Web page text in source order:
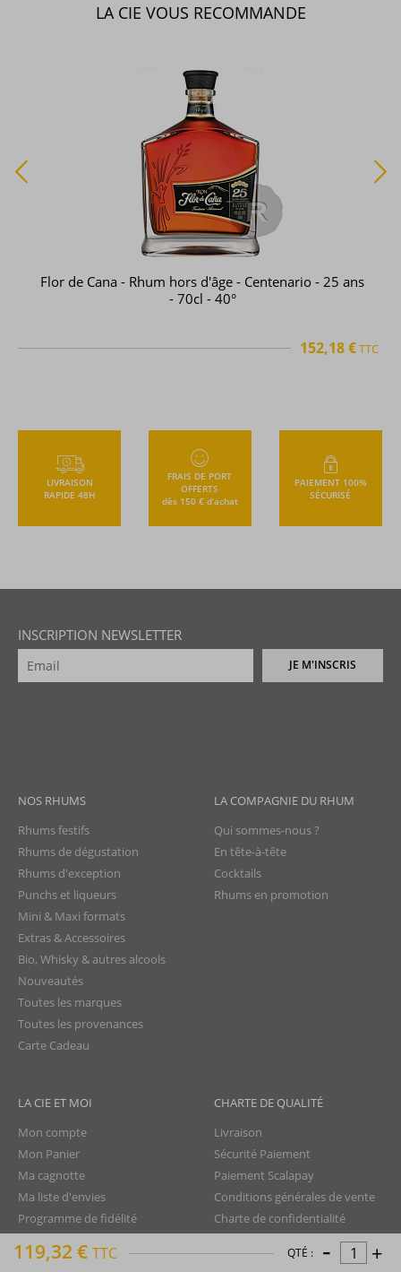
119,32 € TTC QTÉ : - +
LA CIE VOUS RECOMMANDE
Flor de Cana - Rhum hors d'âge - Centenario - 25 ans
- 70cl - 40°
152,18 €TTC
LIVRAISON
RAPIDE 48H
FRAIS DE PORT
OFFERTS
dès 150 € d’achat
PAIEMENT 100%
SÉCURISÉ
INSCRIPTION NEWSLETTER
JE M'INSCRIS
NOS RHUMS
Rhums festifs
Rhums de dégustation
Rhums d'exception
Punchs et liqueurs
Mini & Maxi formats
Extras & Accessoires
Bio, Whisky & autres alcools
Nouveautés
Toutes les marques
Toutes les provenances
Carte Cadeau
LA COMPAGNIE DU RHUM
Qui sommes-nous ?
En tête-à-tête
Cocktails
Rhums en promotion
LA CIE ET MOI
Mon compte
Mon Panier
Ma cagnotte
Ma liste d'envies
Programme de fidélité
Nous contacter
CHARTE DE QUALITÉ
Livraison
Sécurité Paiement
Paiement Scalapay
Conditions générales de vente
Charte de confidentialité
Protection des données
Droit de rétractation